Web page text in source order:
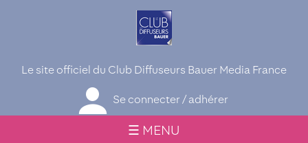
Le site officiel du Club Diffuseurs Bauer Media France
Se connecter / adhérer
☰ MENU